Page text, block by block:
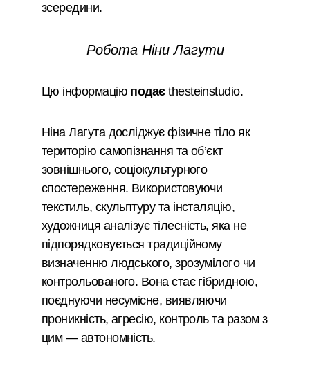
зсередини.
Робота Ніни Лагути
Цю інформацію подаєthesteinstudio.
Ніна Лагута досліджує фізичне тіло як
територію самопізнання та об’єкт
зовнішнього, соціокультурного
спостереження. Використовуючи
текстиль, скульптуру та інсталяцію,
художниця аналізує тілесність, яка не
підпорядковується традиційному
визначенню людського, зрозумілого чи
контрольованого. Вона стає гібридною,
поєднуючи несумісне, виявляючи
проникність, агресію, контроль та разом з
цим — автономність.